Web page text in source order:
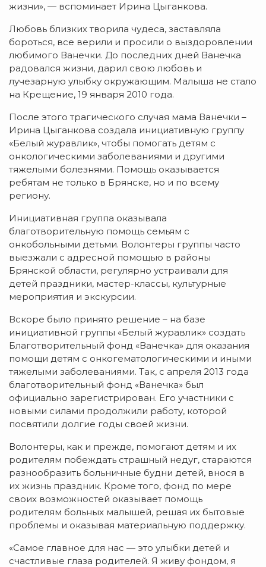
жизни», — вспоминает Ирина Цыганкова.
Любовь близких творила чудеса, заставляла
бороться, все верили и просили о выздоровлении
любимого Ванечки. До последних дней Ванечка
радовался жизни, дарил свою любовь и
лучезарную улыбку окружающим. Малыша не стало
на Крещение, 19 января 2010 года.
После этого трагического случая мама Ванечки –
Ирина Цыганкова создала инициативную группу
«Белый журавлик», чтобы помогать детям с
онкологическими заболеваниями и другими
тяжелыми болезнями. Помощь оказывается
ребятам не только в Брянске, но и по всему
региону.
Инициативная группа оказывала
благотворительную помощь семьям с
онкобольными детьми. Волонтеры группы часто
выезжали с адресной помощью в районы
Брянской области, регулярно устраивали для
детей праздники, мастер-классы, культурные
мероприятия и экскурсии.
Вскоре было принято решение – на базе
инициативной группы «Белый журавлик» создать
Благотворительный фонд «Ванечка» для оказания
помощи детям с онкогематологическими и иными
тяжелыми заболеваниями. Так, с апреля 2013 года
благотворительный фонд «Ванечка» был
официально зарегистрирован. Его участники с
новыми силами продолжили работу, которой
посвятили долгие годы своей жизни.
Волонтеры, как и прежде, помогают детям и их
родителям побеждать страшный недуг, стараются
разнообразить больничные будни детей, внося в
их жизнь праздник. Кроме того, фонд по мере
своих возможностей оказывает помощь
родителям больных малышей, решая их бытовые
проблемы и оказывая материальную поддержку.
«Самое главное для нас — это улыбки детей и
счастливые глаза родителей. Я живу фондом, я